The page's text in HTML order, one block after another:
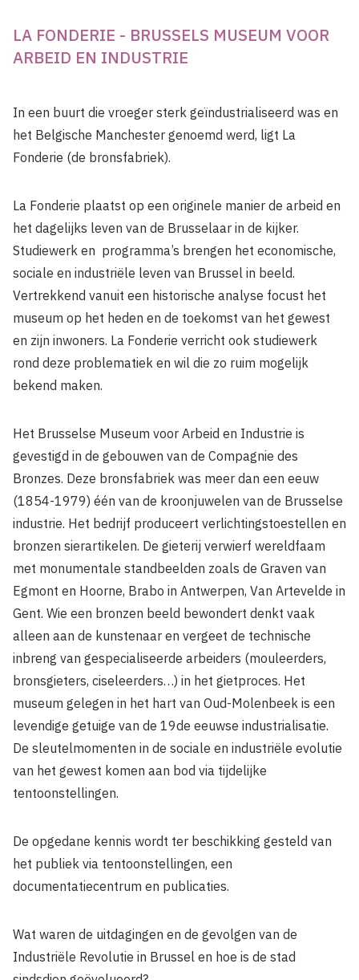
LA FONDERIE - BRUSSELS MUSEUM VOOR
ARBEID EN INDUSTRIE
In een buurt die vroeger sterk geïndustrialiseerd was en
het Belgische Manchester genoemd werd, ligt La
Fonderie (de bronsfabriek).
La Fonderie plaatst op een originele manier de arbeid en
het dagelijks leven van de Brusselaar in de kijker.
Studiewerk en programma’s brengen het economische,
sociale en industriële leven van Brussel in beeld.
Vertrekkend vanuit een historische analyse focust het
museum op het heden en de toekomst van het gewest
en zijn inwoners. La Fonderie verricht ook studiewerk
rond deze problematiek en wil die zo ruim mogelijk
bekend maken.
Het Brusselse Museum voor Arbeid en Industrie is
gevestigd in de gebouwen van de Compagnie des
Bronzes. Deze bronsfabriek was meer dan een eeuw
(1854-1979) één van de kroonjuwelen van de Brusselse
industrie. Het bedrijf produceert verlichtingstoestellen en
bronzen sierartikelen. De gieterij verwierf wereldfaam
met monumentale standbeelden zoals de Graven van
Egmont en Hoorne, Brabo in Antwerpen, Van Artevelde in
Gent. Wie een bronzen beeld bewondert denkt vaak
alleen aan de kunstenaar en vergeet de technische
inbreng van gespecialiseerde arbeiders (mouleerders,
bronsgieters, ciseleerders…) in het gietproces. Het
museum gelegen in het hart van Oud-Molenbeek is een
levendige getuige van de 19de eeuwse industrialisatie.
De sleutelmomenten in de sociale en industriële evolutie
van het gewest komen aan bod via tijdelijke
tentoonstellingen.
De opgedane kennis wordt ter beschikking gesteld van
het publiek via tentoonstellingen, een
documentatiecentrum en publicaties.
Wat waren de uitdagingen en de gevolgen van de
Industriële Revolutie in Brussel en hoe is de stad